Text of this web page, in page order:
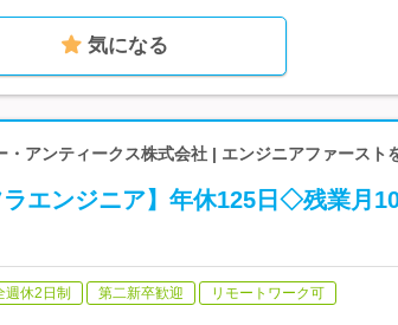
気になる
・アンティークス株式会社 | エンジニアファースト
ラエンジニア】年休125日◇残業
週休2日制 第二新卒歓迎 リモートワーク可